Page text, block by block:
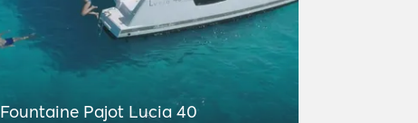
Fountaine Pajot Lucia 40